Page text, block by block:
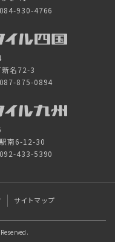
930-4766
新名72-3
875-0894
南6-12-30
433-5390
サイトマップ